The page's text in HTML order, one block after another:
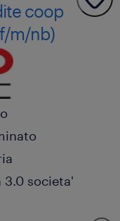
coop
m/nb)
3.0 societa'